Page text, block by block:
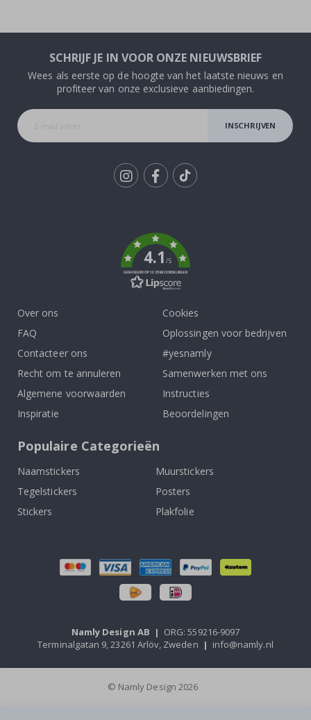
SCHRIJF JE IN VOOR ONZE NIEUWSBRIEF
Wees als eerste op de hoogte van het laatste nieuws en
profiteer van onze exclusieve aanbiedingen.
INSCHRIJVEN
4.1/5
GEBASEERD OP 1025 BEOORDELINGEN
Over ons
FAQ
Contacteer ons
Recht om te annuleren
Algemene voorwaarden
Inspiratie
Cookies
Oplossingen voor bedrijven
#yesnamly
Samenwerken met ons
Instructies
Beoordelingen
Populaire Categorieën
Naamstickers
Muurstickers
Tegelstickers
Posters
Stickers
Plakfolie
Namly Design AB | ORG: 559216-9097
Terminalgatan 9, 23261 Arlöv, Zweden | info@namly.nl
© Namly Design 2026